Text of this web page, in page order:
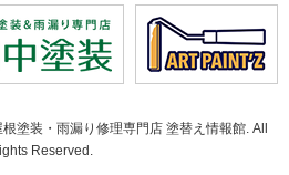
塗装・雨漏り修理専門店 塗替え情報館. All
Reserved.